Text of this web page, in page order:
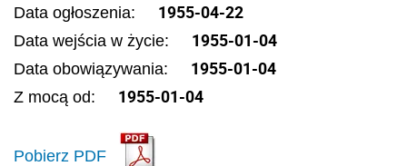
Data ogłoszenia: 1955-04-22
Data wejścia w życie: 1955-01-04
Data obowiązywania: 1955-01-04
Z mocą od: 1955-01-04
Pobierz PDF